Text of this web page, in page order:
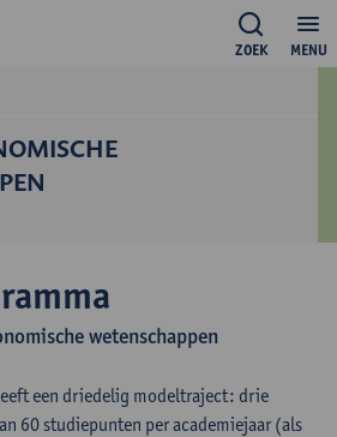
MENU
ZOEK
wetenschappen
een driedelig modeltraject: drie
60 studiepunten per academiejaar (als